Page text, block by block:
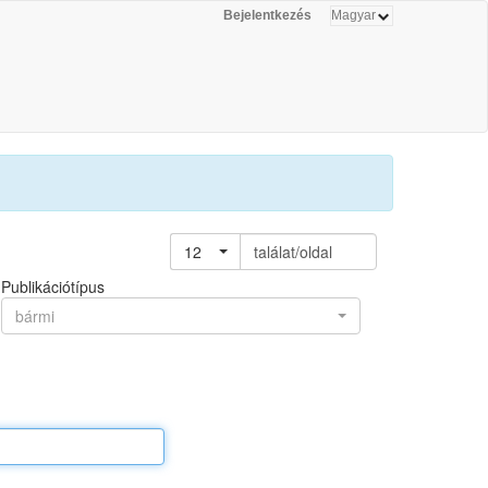
Bejelentkezés
12
találat/oldal
Publikációtípus
bármi